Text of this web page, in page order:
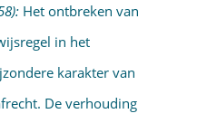
Het ontbreken van
in het
karakter van
De verhouding